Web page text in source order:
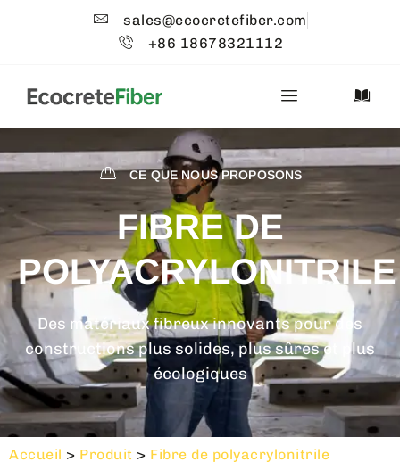
sales@ecocretefiber.com
+86 18678321112
CE QUE NOUS PROPOSONS
FIBRE DE
POLYACRYLONITRILE
Des matériaux fibreux innovants pour des
constructions plus solides, plus sûres et plus
écologiques
Accueil > Produit > Fibre de polyacrylonitrile